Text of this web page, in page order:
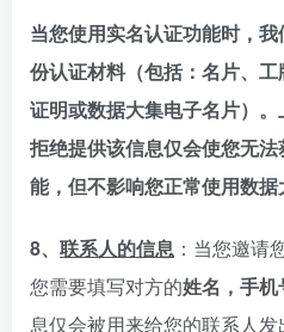
当您使用实名认证功能时，
份认证材料（包括：名片、
证明或数据大集电子名片）。
拒绝提供该信息仅会使您无
能，但不影响您正常使用数据
8、 联系人的信息 ：当您邀请
您需要填写对方的姓名，手
息仅会被用来给您的联系人